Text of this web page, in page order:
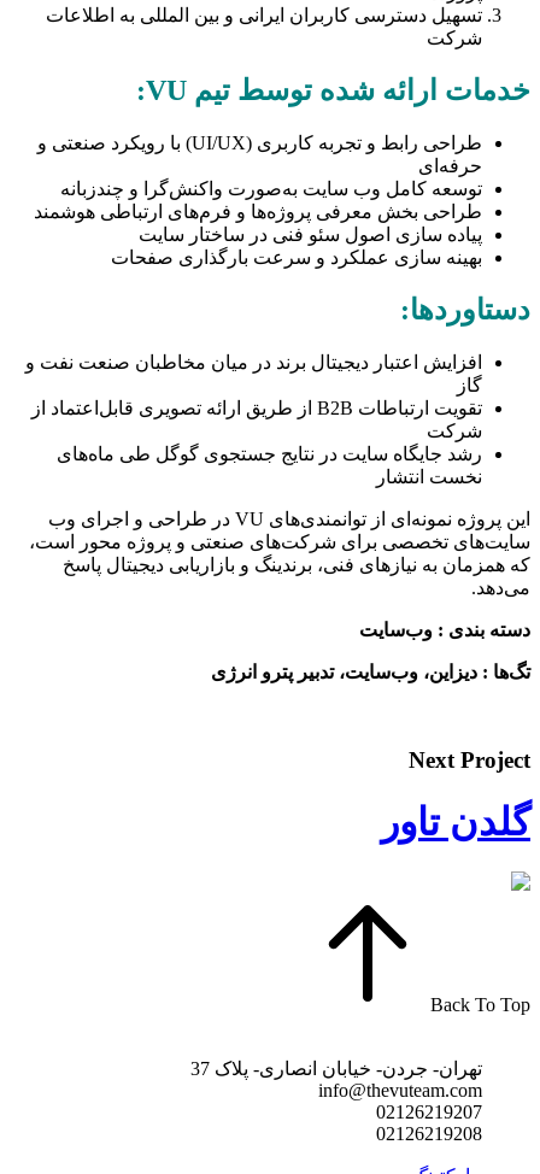
تسهیل دسترسی کاربران ایرانی و بین‌ المللی به اطلاعات
شرکت
خدمات ارائه‌ شده توسط تیم VU:
طراحی رابط و تجربه کاربری (UI/UX) با رویکرد صنعتی و
حرفه‌ای
توسعه کامل وب‌ سایت به‌صورت واکنش‌گرا و چندزبانه
طراحی بخش معرفی پروژه‌ها و فرم‌های ارتباطی هوشمند
پیاده‌ سازی اصول سئو فنی در ساختار سایت
بهینه‌ سازی عملکرد و سرعت بارگذاری صفحات
دستاوردها:
افزایش اعتبار دیجیتال برند در میان مخاطبان صنعت نفت و
گاز
تقویت ارتباطات B2B از طریق ارائه تصویری قابل‌اعتماد از
شرکت
رشد جایگاه سایت در نتایج جستجوی گوگل طی ماه‌های
نخست انتشار
این پروژه نمونه‌ای از توانمندی‌های VU در طراحی و اجرای وب‌
سایت‌های تخصصی برای شرکت‌های صنعتی و پروژه‌ محور است،
که همزمان به نیازهای فنی، برندینگ و بازاریابی دیجیتال پاسخ
می‌دهد.
دسته بندی : وب‌سایت
تگ‌ها : دیزاین، وب‌سایت، تدبیر پترو انرژی
Next Project
گلدن تاور
Back To Top
تهران- جردن- خیابان انصاری- پلاک 37
info@thevuteam.com
02126219207
02126219208